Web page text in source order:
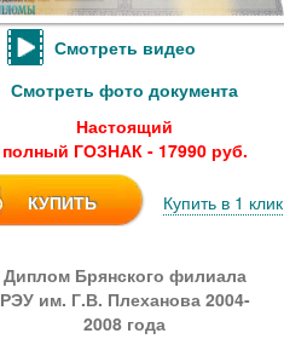
Смотреть видео
Смотреть фото документа
Настоящий
полный ГОЗНАК - 17990 руб.
КУПИТЬ Купить в 1 клик
Диплом Брянского филиала
РЭУ им. Г.В. Плеханова 2004-
2008 года